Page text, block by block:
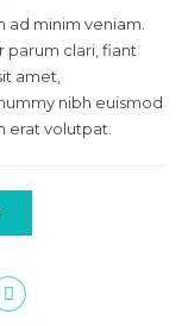
ad minim veniam.
parum clari, fiant
amet,
nibh euismod
erat volutpat.